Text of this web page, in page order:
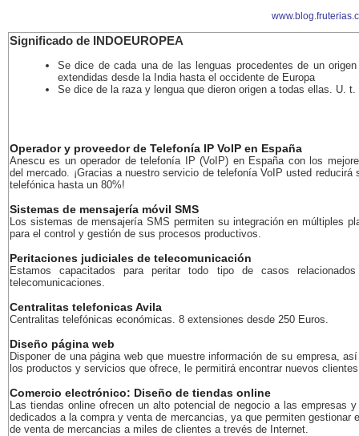
Significado de INDOEUROPEA
Se dice de cada una de las lenguas procedentes de un
extendidas desde la India hasta el occidente de Europa
Se dice de la raza y lengua que dieron origen a todas ellas. U.
Operador y proveedor de Telefonía IP VoIP en España
Anescu es un operador de telefonía IP (VoIP) en España con los
del mercado. ¡Gracias a nuestro servicio de telefonía VoIP usted reducirá
telefónica hasta un 80%!
Sistemas de mensajería móvil SMS
Los sistemas de mensajería SMS permiten su integración en múltiples
para el control y gestión de sus procesos productivos.
Peritaciones judiciales de telecomunicación
Estamos capacitados para peritar todo tipo de casos
telecomunicaciones.
Centralitas telefonicas Avila
Centralitas telefónicas económicas. 8 extensiones desde 250 Euros.
Diseño página web
Disponer de una página web que muestre información de su empresa,
los productos y servicios que ofrece, le permitirá encontrar nuevos
Comercio electrónico: Diseño de tiendas online
Las tiendas online ofrecen un alto potencial de negocio a las empresas
dedicados a la compra y venta de mercancias, ya que permiten gestionar
de venta de mercancias a miles de clientes a trevés de Internet.